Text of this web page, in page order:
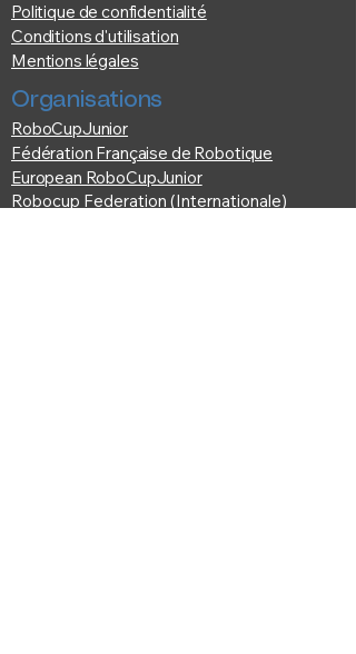
Politique de confidentialité
Conditions d'utilisation
Mentions légales
Organisations
RoboCupJunior
Fédération Française de Robotique
European RoboCupJunior
Robocup Federation (Internationale)